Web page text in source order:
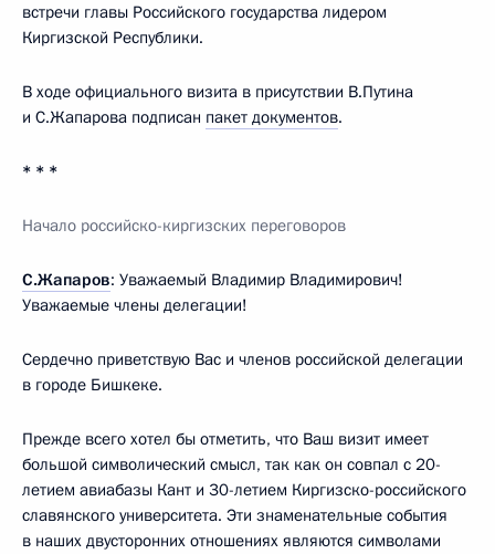
встречи главы Российского государства лидером
Киргизской Республики.
В ходе официального визита в присутствии В.Путина
и С.Жапарова подписан пакет документов.
* * *
Начало российско-киргизских переговоров
С.Жапаров: Уважаемый Владимир Владимирович!
Уважаемые члены делегации!
Сердечно приветствую Вас и членов российской делегации
в городе Бишкеке.
Прежде всего хотел бы отметить, что Ваш визит имеет
большой символический смысл, так как он совпал с 20-
летием авиабазы Кант и 30-летием Киргизско-российского
славянского университета. Эти знаменательные события
в наших двусторонних отношениях являются символами